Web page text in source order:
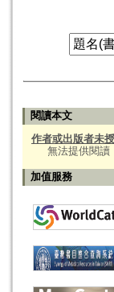
閱讀本文
作者或出版者未
無法提供閱讀
加值服務